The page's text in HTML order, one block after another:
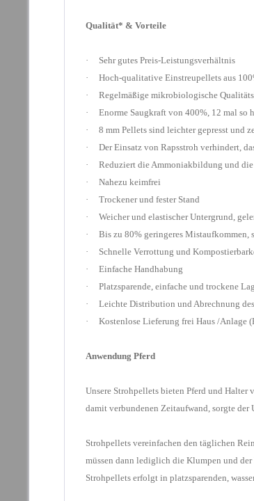
Qualität* & Vorteile
· Sehr gutes Preis-Leistungsverhältnis
· Hoch-qualitative Einstreupellets aus
· Regelmäßige mikrobiologische
· Enorme Saugkraft von 400%, 12 mal so
· 8 mm Pellets sind leichter gepresst und
· Der Einsatz von Rapsstroh verhindert,
· Reduziert die Ammoniakbildung und die
· Nahezu keimfrei
· Trockener und fester Stand
· Weicher und elastischer Untergrund,
· Bis zu 80% geringeres Mistaufkommen,
· Schnelle Verrottung und
· Einfache Handhabung
· Platzsparende, einfache und trockene
· Leichte Distribution und Abrechnung des
· Kostenlose Lieferung frei Haus /Anlage
Anwendung Pferd
Unsere Strohpellets bieten Pferd und
damit verbundenen Zeitaufwand, sorgte
Strohpellets vereinfachen den täglichen
müssen dann lediglich die Klumpen und
Strohpellets erfolgt in platzsparenden,